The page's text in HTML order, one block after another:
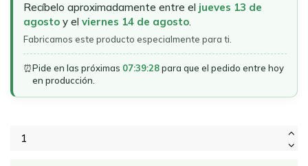
Recíbelo aproximadamente entre el jueves 13 de
agosto y el viernes 14 de agosto.
Fabricamos este producto especialmente para ti.
⏰Pide en las próximas 07:39:28para que el pedido entre hoy
en producción.